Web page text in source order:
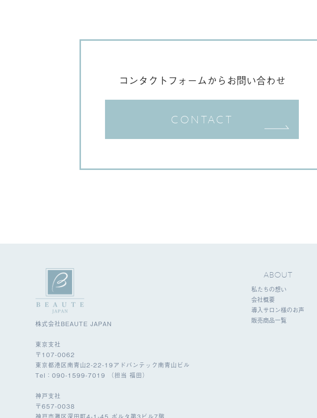
コンタクトフォームからお問い合わせ
CONTACT
株式会社BEAUTE JAPAN
東京支社
〒107-0062
東京都港区南青山2-22-19アドバンテック南青山ビル
Tel：090-1599-7019 （担当 福田）
神戸支社
〒657-0038
ABOUT
私たちの想い
会社概要
導入サロン様のお声
販売商品一覧